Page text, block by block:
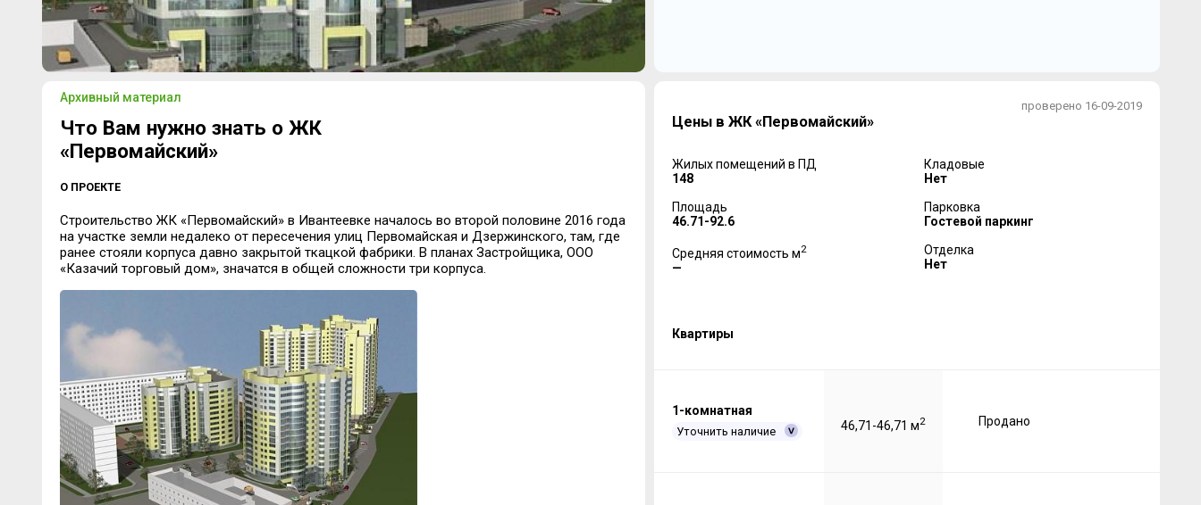
Архивный материал
Что Вам нужно знать о ЖК
«Первомайский»
О ПРОЕКТЕ
Строительство ЖК «Первомайский» в Ивантеевке началось во второй половине 2016 года
на участке земли недалеко от пересечения улиц Первомайская и Дзержинского, там, где
ранее стояли корпуса давно закрытой ткацкой фабрики. В планах Застройщика, ООО
«Казачий торговый дом», значатся в общей сложности три корпуса.
проверено 16-09-2019
Цены в ЖК «Первомайский»
Жилых помещений в ПД
148
Площадь
46.71-92.6
Средняя стоимость м2
—
Кладовые
Нет
Парковка
Гостевой паркинг
Отделка
Нет
Квартиры
1-комнатная
Уточнить наличие 46,71-46,71 м2 Продано